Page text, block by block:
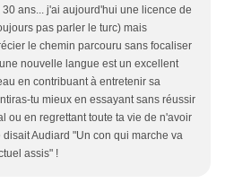
ans... j'ai aujourd'hui une licence de
pas parler le turc) mais
le chemin parcouru sans focaliser
nouvelle langue est un excellent
en contribuant à entretenir sa
tu mieux en essayant sans réussir
ou en regrettant toute ta vie de n'avoir
Audiard "Un con qui marche va
assis" !